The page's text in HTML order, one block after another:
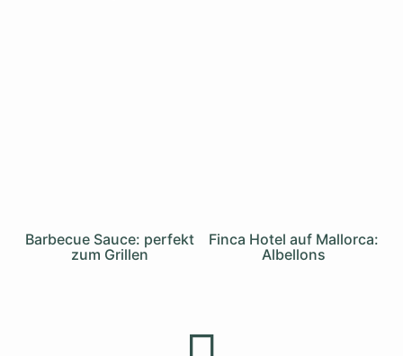
Barbecue Sauce: perfekt
zum Grillen
Finca Hotel auf Mallorca:
Albellons